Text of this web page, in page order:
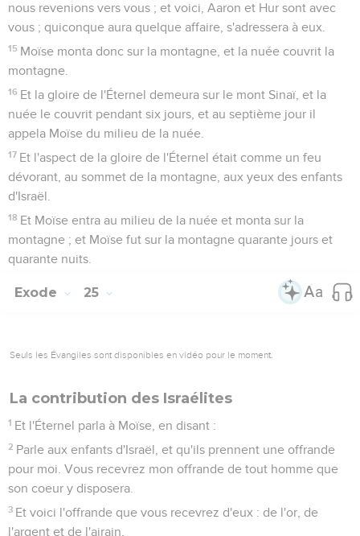
nous revenions vers vous ; et voici, Aaron et Hur sont avec
vous ; quiconque aura quelque affaire, s'adressera à eux.
15 Moïse monta donc sur la montagne, et la nuée couvrit la
montagne.
16 Et la gloire de l'Éternel demeura sur le mont Sinaï, et la
nuée le couvrit pendant six jours, et au septième jour il
appela Moïse du milieu de la nuée.
17 Et l'aspect de la gloire de l'Éternel était comme un feu
dévorant, au sommet de la montagne, aux yeux des enfants
d'Israël.
18 Et Moïse entra au milieu de la nuée et monta sur la
montagne ; et Moïse fut sur la montagne quarante jours et
quarante nuits.
Exode 25
Seuls les Évangiles sont disponibles en vidéo pour le moment.
La contribution des Israélites
1 Et l'Éternel parla à Moïse, en disant :
2 Parle aux enfants d'Israël, et qu'ils prennent une offrande
pour moi. Vous recevrez mon offrande de tout homme que
son coeur y disposera.
3 Et voici l'offrande que vous recevrez d'eux : de l'or, de
l'argent et de l'airain,